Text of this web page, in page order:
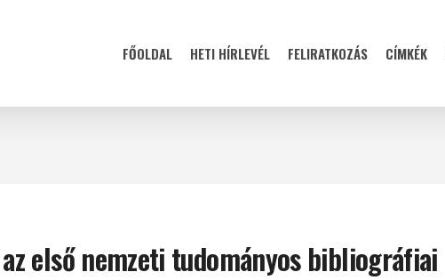
FŐOLDAL HETI HÍRLEVÉL FELIRATKOZÁS CÍMKÉK
első nemzeti tudományos bibliográfiai